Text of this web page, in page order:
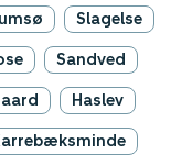
Slagelse
Sandved
Haslev